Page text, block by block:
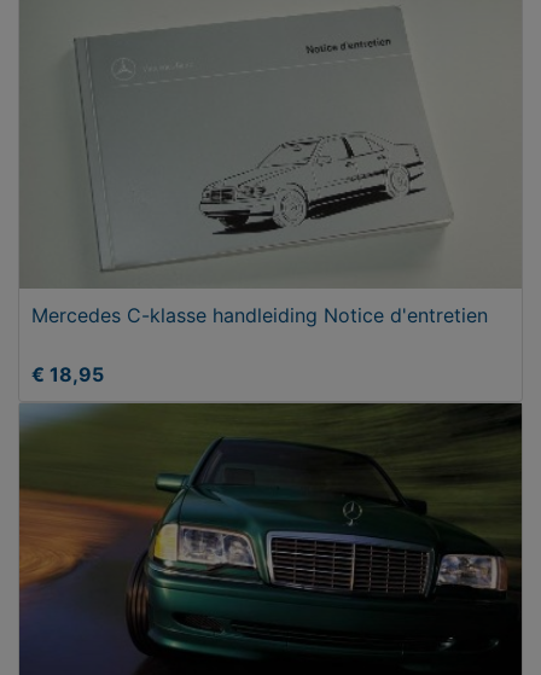
Mercedes C-klasse handleiding Notice d'entretien
€ 18,95